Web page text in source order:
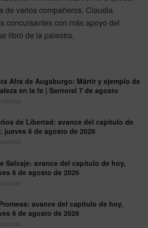
de varios compañeros. Claudia
concursantes con más apoyo del
libró de la palestra.
Afra de Augsburgo: Mártir y ejemplo de
en la fe | Santoral 7 de agosto
2026
de Libertad: avance del capítulo de
jueves 6 de agosto de 2026
2026
Salvaje: avance del capítulo de hoy,
6 de agosto de 2026
2026
avance del capítulo de hoy,
6 de agosto de 2026
2026